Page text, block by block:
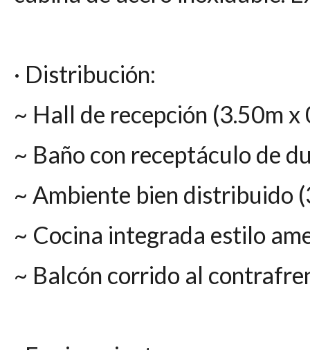
· Distribución:
~ Hall de recepción (3.50m x
~ Baño con receptáculo de
~ Ambiente bien distribuido
~ Cocina integrada estilo
~ Balcón corrido al